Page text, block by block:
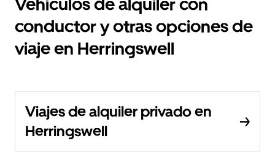
Vehículos de alquiler con
conductor y otras opciones de
viaje en Herringswell
Viajes de alquiler privado en
Herringswell